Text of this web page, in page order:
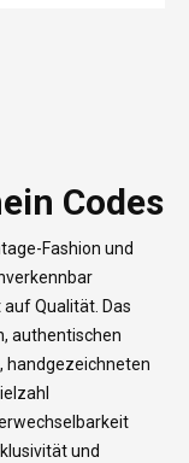
Codes
Fashion und
Qualität. Das
authentischen
handgezeichneten
und